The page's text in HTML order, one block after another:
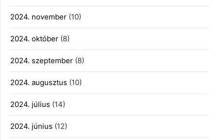
2024. november (10)
2024. október (8)
2024. szeptember (8)
2024. augusztus (10)
2024. július (14)
2024. június (12)